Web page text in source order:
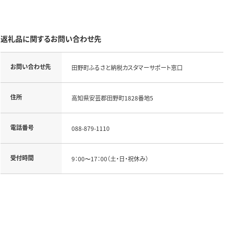
返礼品に関するお問い合わせ先
お問い合わせ先 田野町ふるさと納税カスタマーサポート窓口
住所 高知県安芸郡田野町1828番地5
電話番号 088-879-1110
受付時間 9：00〜17：00（土・日・祝休み）